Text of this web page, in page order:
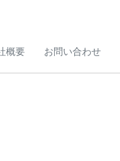
概要 お問い合わせ